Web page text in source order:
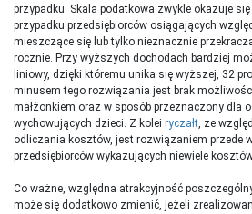
przypadku. Skala podatkowa zwykle okazuje
przypadku przedsiębiorców osiągających
mieszczące się lub tylko nieznacznie
rocznie. Przy wyższych dochodach bardziej
liniowy, dzięki któremu unika się wyższej, 32
minusem tego rozwiązania jest brak
małżonkiem oraz w sposób przeznaczony dla
wychowujących dzieci. Z kolei ryczałt, ze
odliczania kosztów, jest rozwiązaniem przede
przedsiębiorców wykazujących niewiele
Co ważne, względna atrakcyjność
może się dodatkowo zmienić, jeżeli